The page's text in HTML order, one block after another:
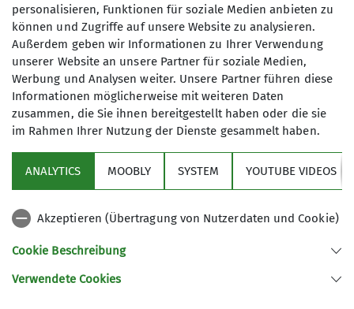
Unter der Leitung von Alois Findelsberger fuhren
am Sonntag den 06.01.2013 sieben Teilnehmer des
Dav Dingolfing zur Schneeschuhwanderung. Am
Tegernsee ging man vom Parkplatz
Winterstube/Klamm mit den Schneeschuhen zur
Buchsteinhütte.Am Parkplatz angekommen,kam
Fahrstraße mit den Schneeschuhen,dann links
ansteigend und zum Schluss in Serpentinen zur
traten die DAVler den Rückweg an.
personalisieren, Funktionen für soziale Medien anbieten zu
können und Zugriffe auf unsere Website zu analysieren.
Außerdem geben wir Informationen zu Ihrer Verwendung
unserer Website an unsere Partner für soziale Medien,
Werbung und Analysen weiter. Unsere Partner führen diese
Informationen möglicherweise mit weiteren Daten
zusammen, die Sie ihnen bereitgestellt haben oder die sie
im Rahmen Ihrer Nutzung der Dienste gesammelt haben.
ANALYTICS MOOBLY SYSTEM YOUTUBE VIDEOS
Akzeptieren (Übertragung von Nutzerdaten und Cookie)
Cookie Beschreibung
Verwendete Cookies